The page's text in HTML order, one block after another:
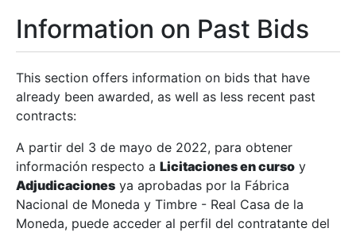
Show/Hide
Show/Hide
Information on Past Bids
This section offers information on bids that have
already been awarded, as well as less recent past
contracts:
A partir del 3 de mayo de 2022, para obtener
información respecto a Licitaciones en curso y
Adjudicaciones ya aprobadas por la Fábrica
Nacional de Moneda y Timbre - Real Casa de la
Moneda, puede acceder al perfil del contratante del